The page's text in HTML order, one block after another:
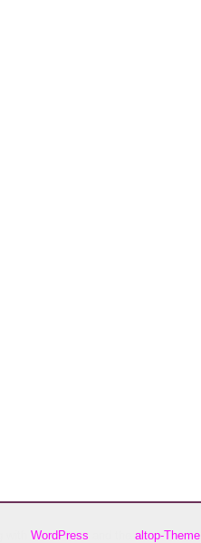
WordPress altop-Theme